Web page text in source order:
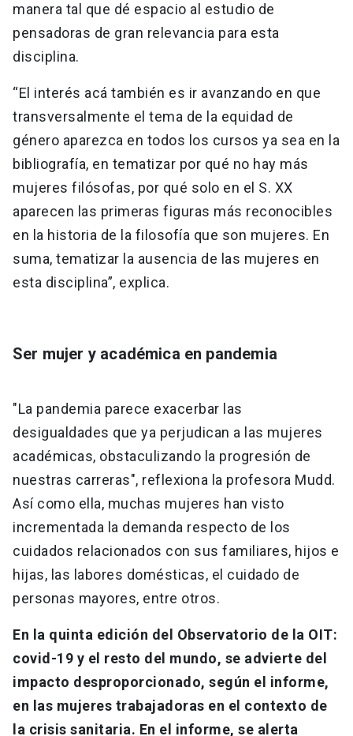
manera tal que dé espacio al estudio de
pensadoras de gran relevancia para esta
disciplina.
“El interés acá también es ir avanzando en que
transversalmente el tema de la equidad de
género aparezca en todos los cursos ya sea en la
bibliografía, en tematizar por qué no hay más
mujeres filósofas, por qué solo en el S. XX
aparecen las primeras figuras más reconocibles
en la historia de la filosofía que son mujeres. En
suma, tematizar la ausencia de las mujeres en
esta disciplina”, explica.
Ser mujer y académica en pandemia
"La pandemia parece exacerbar las
desigualdades que ya perjudican a las mujeres
académicas, obstaculizando la progresión de
nuestras carreras", reflexiona la profesora Mudd.
Así como ella, muchas mujeres han visto
incrementada la demanda respecto de los
cuidados relacionados con sus familiares, hijos e
hijas, las labores domésticas, el cuidado de
personas mayores, entre otros.
En la quinta edición del Observatorio de la OIT:
covid-19 y el resto del mundo, se advierte del
impacto desproporcionado, según el informe,
en las mujeres trabajadoras en el contexto de
la crisis sanitaria. En el informe, se alerta